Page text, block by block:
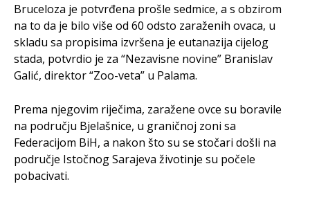
Bruceloza je potvrđena prošle sedmice, a s obzirom
na to da je bilo više od 60 odsto zaraženih ovaca, u
skladu sa propisima izvršena je eutanazija cijelog
stada, potvrdio je za “Nezavisne novine” Branislav
Galić, direktor “Zoo-veta” u Palama.
Prema njegovim riječima, zaražene ovce su boravile
na području Bjelašnice, u graničnoj zoni sa
Federacijom BiH, a nakon što su se stočari došli na
područje Istočnog Sarajeva životinje su počele
pobacivati.